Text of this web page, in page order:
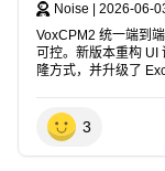
Noise
2026-06-
VoxCPM2 统一端到
可控。新版本重构 UI
隆方式，并升级了
3